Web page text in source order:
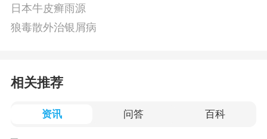
日本牛皮癣雨源
狼毒散外治银屑病
相关推荐
资讯 问答 百科